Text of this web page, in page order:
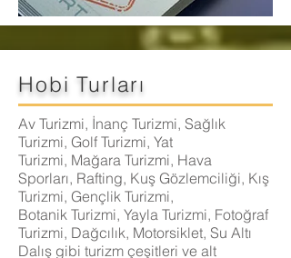
Hobi Turları
Av Turizmi, İnanç Turizmi, Sağlık
Turizmi, Golf Turizmi, Yat
Turizmi, Mağara Turizmi, Hava
Sporları, Rafting, Kuş Gözlemciliği, Kış
Turizmi, Gençlik Turizmi,
Botanik Turizmi, Yayla Turizmi, Fotoğraf
Turizmi, Dağcılık, Motorsiklet, Su Altı
Dalış gibi turizm çeşitleri ve alt